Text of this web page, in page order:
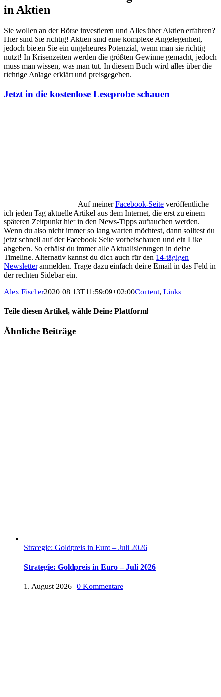
in Aktien
Sie wollen an der Börse investieren und Alles über Aktien erfahren?
Hier sind Sie richtig! Aktien sind eine komplexe Angelegenheit,
jedoch bieten Sie ein ungeheures Potenzial, wenn man sie richtig
nutzt! In Krisenzeiten werden die größten Gewinne gemacht, jedoch
muss man wissen, was man tut. In diesem Buch wird alles über die
richtige Anlage erklärt und preisgegeben.
Jetzt in die kostenlose Leseprobe schauen
Auf meinerFacebook-Seite veröffentliche
ich jeden Tag aktuelle Artikel aus dem Internet, die erst zu einem
späteren Zeitpunkt hier in den News-Tipps auftauchen werden.
Wenn du also nicht immer so lang warten möchtest, dann solltest du
jetzt schnell auf der Facebook Seite vorbeischauen und ein Like
abgeben. So erhälst du immer alle Aktualisierungen in deine
Timeline. Alternativ kannst du dich auch für den 14-tägigen
Newsletteranmelden. Trage dazu einfach deine Email in das Feld in
der rechten Sidebar ein.
Alex Fischer2020-08-13T11:59:09+02:00Content, Links|
Teile diesen Artikel, wähle Deine Plattform!
Facebook
Twitter
Reddit
LinkedIn
Tumblr
Pinterest
Vk
E-
Ähnliche Beiträge
Strategie: Goldpreis in Euro – Juli 2026
Strategie: Goldpreis in Euro – Juli 2026
1. August 2026 | 0 Kommentare